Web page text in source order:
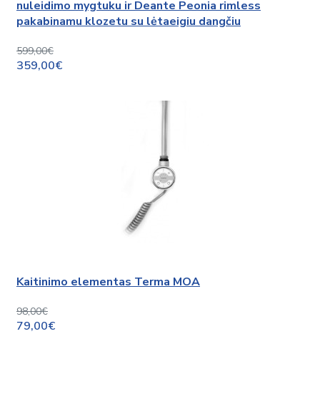
nuleidimo mygtuku ir Deante Peonia rimless
pakabinamu klozetu su lėtaeigiu dangčiu
599,00€
359,00€
Kaitinimo elementas Terma MOA
98,00€
79,00€